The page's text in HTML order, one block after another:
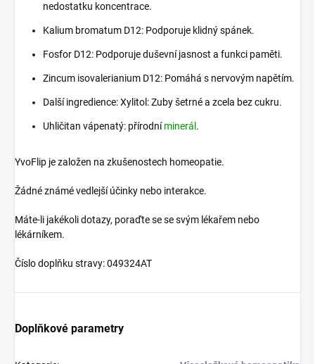
nedostatku koncentrace.
Kalium bromatum D12: Podporuje klidný spánek.
Fosfor D12: Podporuje duševní jasnost a funkci paměti.
Zincum isovalerianium D12: Pomáhá s nervovým napětím.
Další ingredience: Xylitol: Zuby šetrné a zcela bez cukru.
Uhličitan vápenatý: přírodníminerál .
YvoFlip je založen na zkušenostech homeopatie.
Žádné známé vedlejší účinky nebo interakce.
Máte-li jakékoli dotazy, poraďte se se svým lékařem nebo
lékárníkem.
Číslo doplňku stravy: 049324AT
Doplňkové parametry